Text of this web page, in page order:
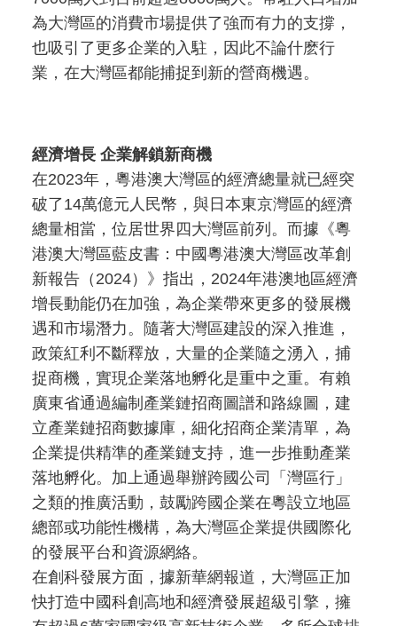
為大灣區的消費市場提供了強而有力的支撐，
也吸引了更多企業的入駐，因此不論什麽行
業，在大灣區都能捕捉到新的營商機遇。
經濟增長 企業解鎖新商機
在2023年，粵港澳大灣區的經濟總量就已經突
破了14萬億元人民幣，與日本東京灣區的經濟
總量相當，位居世界四大灣區前列。而據《粵
港澳大灣區藍皮書：中國粵港澳大灣區改革創
新報告（2024）》指出，2024年港澳地區經濟
增長動能仍在加強，為企業帶來更多的發展機
遇和市場潛力。隨著大灣區建設的深入推進，
政策紅利不斷釋放，大量的企業隨之湧入，捕
捉商機，實現企業落地孵化是重中之重。有賴
廣東省通過編制產業鏈招商圖譜和路線圖，建
立產業鏈招商數據庫，細化招商企業清單，為
企業提供精準的產業鏈支持，進一步推動產業
落地孵化。加上通過舉辦跨國公司「灣區行」
之類的推廣活動，鼓勵跨國企業在粵設立地區
總部或功能性機構，為大灣區企業提供國際化
的發展平台和資源網絡。
在創科發展方面，據新華網報道，大灣區正加
快打造中國科創高地和經濟發展超級引擎，擁